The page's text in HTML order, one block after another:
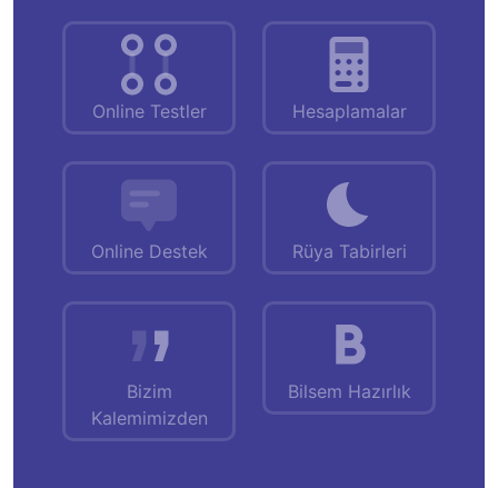
Online Testler Hesaplamalar
Online Destek Rüya Tabirleri
Bizim
Kalemimizden
Bilsem Hazırlık